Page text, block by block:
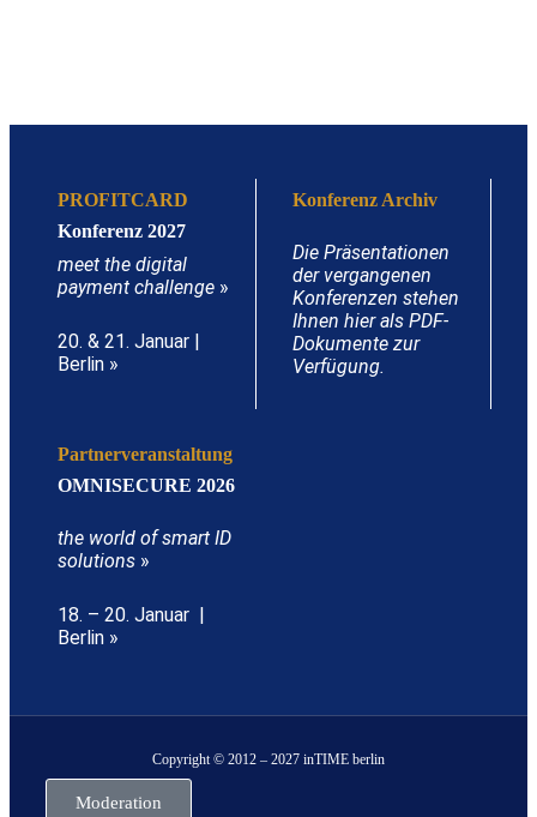
PROFITCARD
Konferenz 2027
meet the digital
payment challenge »
20. & 21. Januar |
Berlin »
Konferenz Archiv
Die Präsentationen
der vergangenen
Konferenzen stehen
Ihnen hier als PDF-
Dokumente zur
Verfügung.
Partnerveranstaltung
OMNISECURE 2026
the world of smart ID
solutions »
18. – 20. Januar |
Berlin »
Copyright © 2012 – 2027 inTIME berlin
Moderation